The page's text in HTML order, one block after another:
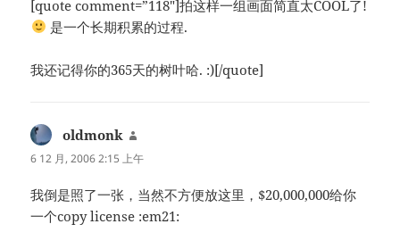
[quote comment=”118″]拍这样一组画面简直太COOL了!
是一个长期积累的过程.
我还记得你的365天的树叶哈. :)[/quote]
oldmonk
道：
6 12 月, 2006 2:15 上午
我倒是照了一张，当然不方便放这里，$20,000,000给你
一个copy license :em21: